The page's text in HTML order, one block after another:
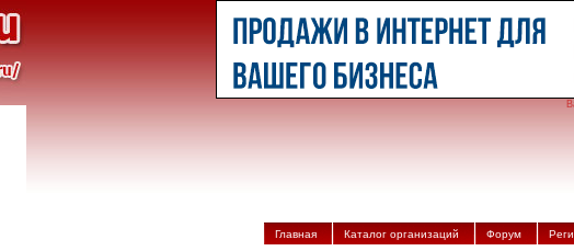
Главная Каталог организаций Форум